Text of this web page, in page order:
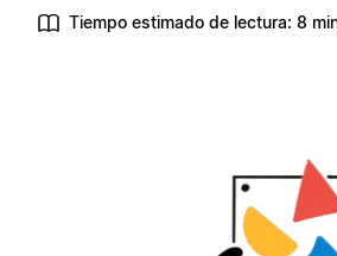
Tiempo estimado de lectura: 8